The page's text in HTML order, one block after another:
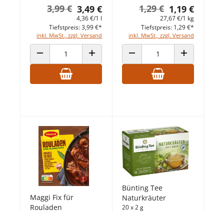
3,49 €
3,99 €
4,36 €/1 l
inkl. MwSt., zzgl. Versand
Tiefstpreis: 3,99 €*
ANZAHL VERRINGERNANZAHL ERHÖHEN
1,19 €
1,29 €
27,67 €/1 kg
inkl. MwSt., zzgl. Versand
Tiefstpreis: 1,29 €*
ANZAHL VERRINGERNANZAHL
Maggi Fix für
Rouladen
Bünting Tee
Naturkräuter
20 x 2 g